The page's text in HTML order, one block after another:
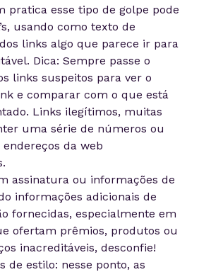
pratica esse tipo de golpe pode
usando como texto de
links algo que parece ir para
Dica: Sempre passe o
links suspeitos para ver o
e comparar com o que está
Links ilegítimos, muitas
uma série de números ou
da web
assinatura ou informações de
informações adicionais de
fornecidas, especialmente em
ofertam prêmios, produtos ou
inacreditáveis, desconfie!
de estilo: nesse ponto, as